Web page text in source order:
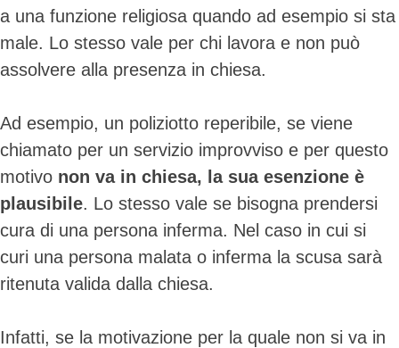
a una funzione religiosa quando ad esempio si sta
male. Lo stesso vale per chi lavora e non può
assolvere alla presenza in chiesa.
Ad esempio, un poliziotto reperibile, se viene
chiamato per un servizio improvviso e per questo
motivo non va in chiesa, la sua esenzione è
plausibile. Lo stesso vale se bisogna prendersi
cura di una persona inferma. Nel caso in cui si
curi una persona malata o inferma la scusa sarà
ritenuta valida dalla chiesa.
Infatti, se la motivazione per la quale non si va in